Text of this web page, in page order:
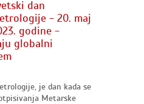
dan
- 20. maj
godine -
globalni
je dan kada se
Metarske